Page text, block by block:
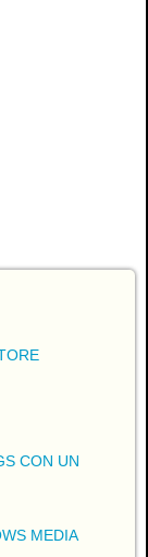
CON UN
MEDIA